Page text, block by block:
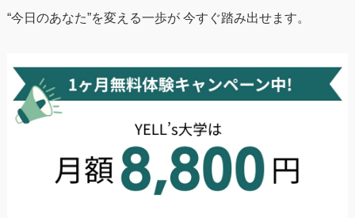
“今日のあなた”を変える一歩が 今すぐ踏み出せます。